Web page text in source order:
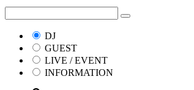
DJ
GUEST
LIVE / EVENT
INFORMATION